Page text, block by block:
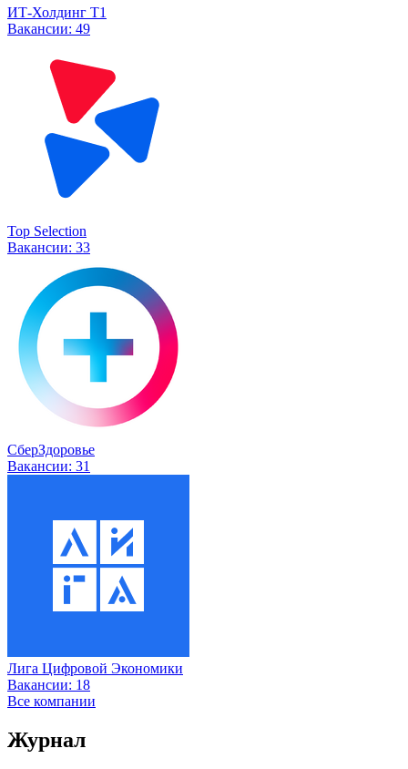
ИТ-Холдинг Т1
Вакансии: 49
Top Selection
Вакансии: 33
СберЗдоровье
Вакансии: 31
Лига Цифровой Экономики
Вакансии: 18
Все компании
Журнал